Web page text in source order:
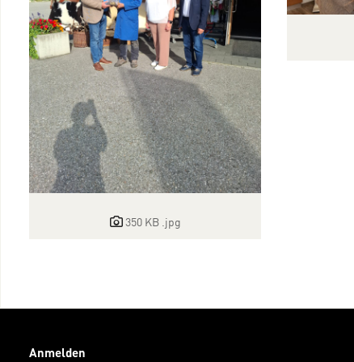
350 KB .jpg
Anmelden